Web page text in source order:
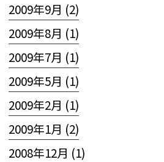
2009年9月 (2)
2009年8月 (1)
2009年7月 (1)
2009年5月 (1)
2009年2月 (1)
2009年1月 (2)
2008年12月 (1)